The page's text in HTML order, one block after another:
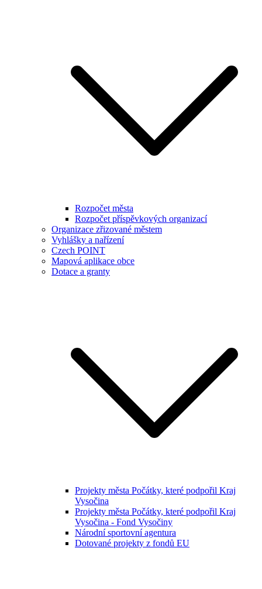
Rozpočet města
Rozpočet příspěvkových organizací
Organizace zřizované městem
Vyhlášky a nařízení
Czech POINT
Mapová aplikace obce
Dotace a granty
Projekty města Počátky, které podpořil Kraj
Vysočina
Projekty města Počátky, které podpořil Kraj
Vysočina - Fond Vysočiny
Národní sportovní agentura
Dotované projekty z fondů EU